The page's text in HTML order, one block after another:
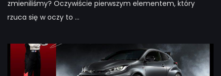
zmieniliśmy? Oczywiście pierwszym elementem, który
rzuca się w oczy to ...